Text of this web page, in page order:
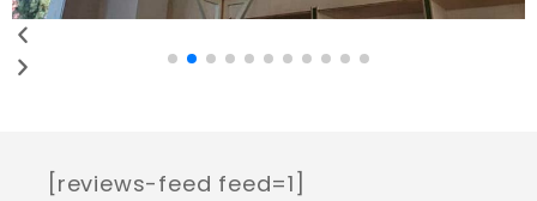
[reviews-feed feed=1]